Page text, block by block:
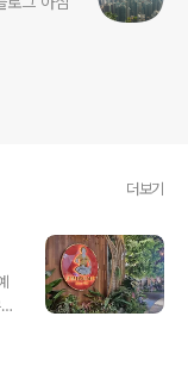
더보기